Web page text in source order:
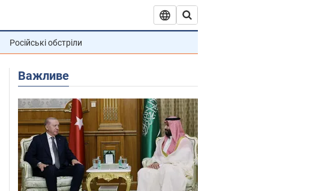
Російські обстріли
Важливе